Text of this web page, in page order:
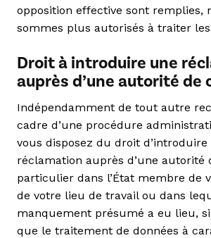
opposition effective sont remplies,
sommes plus autorisés à traiter les
Droit à introduire une
auprès d’une autorité de
Indépendamment de tout autre
cadre d’une procédure
vous disposez du droit d’introduire
réclamation auprès d’une autorité
particulier dans l’État membre de
de votre lieu de travail ou dans
manquement présumé a eu lieu,
que le traitement de données à